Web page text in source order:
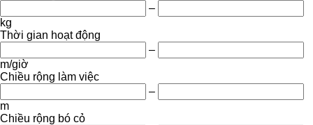
–
kg
Thời gian hoạt động
–
m/giờ
Chiều rộng làm việc
–
m
Chiều rộng bó cỏ